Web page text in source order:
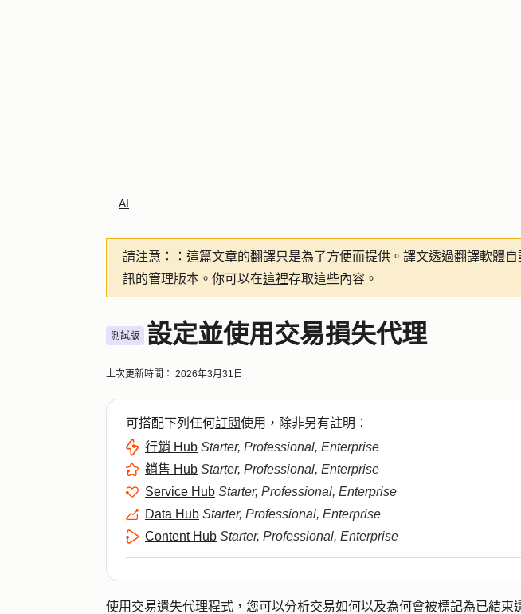
AI
請注意：
：這篇文章的翻譯只是為了方便而提供。譯文透過翻譯軟體
訊的管理版本。你可以在這裡存取這些內容。
測試版 設定並使用交易損失代理
上次更新時間： 2026年3月31日
可搭配下列任何訂閱使用，除非另有註明：
行銷 Hub Starter, Professional, Enterprise
銷售 Hub Starter, Professional, Enterprise
Service Hub Starter, Professional, Enterprise
Data Hub Starter, Professional, Enterprise
Content Hub Starter, Professional, Enterprise
使用交易遺失代理程式，您可以分析交易如何以及為何會被標記為已結束